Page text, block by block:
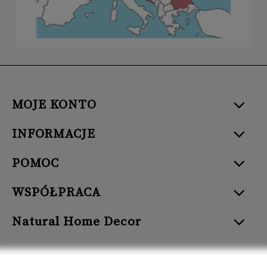
MOJE KONTO
INFORMACJE
POMOC
WSPÓŁPRACA
Natural Home Decor